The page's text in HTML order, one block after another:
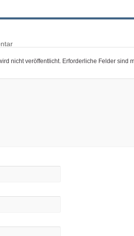
nicht veröffentlicht.Erforderliche Felder sind